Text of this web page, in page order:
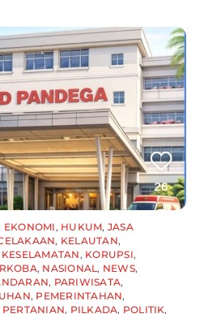
EKONOMI , HUKUM, JASA
, KELAUTAN,
KESELAMATAN , KORUPSI,
, NASIONAL , NEWS,
, PARIWISATA,
, PEMERINTAHAN,
PERTANIAN, PILKADA, POLITIK,